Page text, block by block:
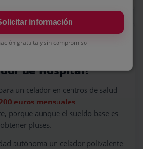
de Hospital?
un celador en centros de salud
euros mensuales
porque aunque el sueldo base es
pluses.
autónoma un celador polivalente
información
gratuita y sin compromiso